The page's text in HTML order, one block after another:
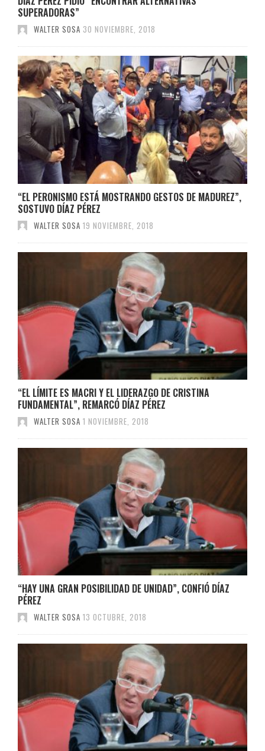
SUPERADORAS”
WALTER SOSA 30 NOVIEMBRE, 2018
“EL PERONISMO ESTÁ MOSTRANDO GESTOS DE MADUREZ”,
SOSTUVO DÍAZ PÉREZ
WALTER SOSA 19 NOVIEMBRE, 2018
“EL LÍMITE ES MACRI Y EL LIDERAZGO DE CRISTINA
FUNDAMENTAL”, REMARCÓ DÍAZ PÉREZ
WALTER SOSA 1 NOVIEMBRE, 2018
“HAY UNA GRAN POSIBILIDAD DE UNIDAD”, CONFIÓ DÍAZ
PÉREZ
WALTER SOSA 13 OCTUBRE, 2018